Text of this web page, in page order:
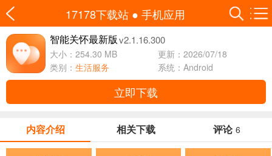
17178下载站 ● 手机应用
智能关怀最新版 v2.1.16.300
大小：254.30 MB
更新：2026/07/18
类别： 生活服务 系统：Android
立即下载
内容介绍 相关下载 评论 6